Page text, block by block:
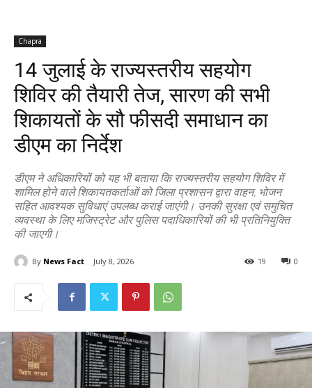
Chapra
14 जुलाई के राज्यस्तरीय सहयोग
शिविर की तैयारी तेज, सारण की सभी
शिकायतों के सौ फीसदी समाधान का
डीएम का निर्देश
डीएम ने अधिकारियों को यह भी बताया कि राज्यस्तरीय सहयोग शिविर में
शामिल होने वाले शिकायतकर्ताओं को जिला प्रशासन द्वारा वाहन, भोजन
सहित आवश्यक सुविधाएं उपलब्ध कराई जाएंगी। उनकी सुरक्षा एवं समुचित
व्यवस्था के लिए मजिस्ट्रेट और पुलिस पदाधिकारियों की भी प्रतिनियुक्ति
की जाएगी।
By News Fact July 8, 2026 0
19